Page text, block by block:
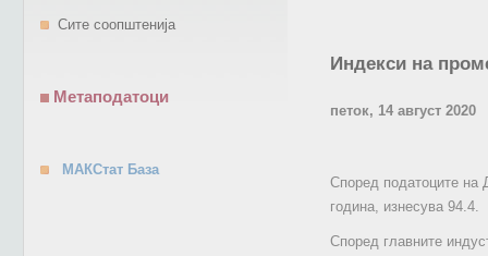
Индекси на
петок, 14 август 2020
Според податоците на
година, изнесува 94.4.
Според главните
Сите соопштенија
Метаподатоци
МАКСтат База